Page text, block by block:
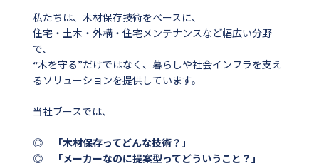
私たちは、木材保存技術をベースに、
住宅・土木・外構・住宅メンテナンスなど幅広い分野
で、
“木を守る”だけではなく、暮らしや社会インフラを支え
るソリューションを提供しています。
当社ブースでは、
◎ 「木材保存ってどんな技術？」
◎ 「メーカーなのに提案型ってどういうこと？」